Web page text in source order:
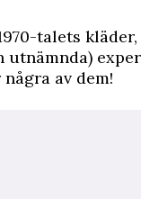
talets
utnämnda)
av dem!